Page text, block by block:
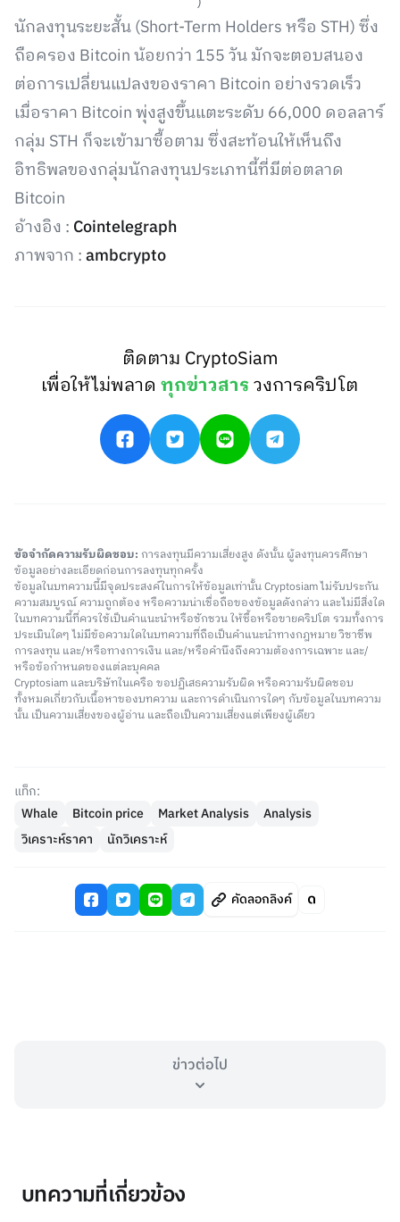
นักลงทุนระยะสั้น (Short-Term Holders หรือ STH) ซึ่ง
ถือครอง Bitcoin น้อยกว่า 155 วัน มักจะตอบสนอง
ต่อการเปลี่ยนแปลงของราคา Bitcoin อย่างรวดเร็ว
เมื่อราคา Bitcoin พุ่งสูงขึ้นแตะระดับ 66,000 ดอลลาร์
กลุ่ม STH ก็จะเข้ามาซื้อตาม ซึ่งสะท้อนให้เห็นถึง
อิทธิพลของกลุ่มนักลงทุนประเภทนี้ที่มีต่อตลาด
Bitcoin
อ้างอิง : Cointelegraph
ภาพจาก :ambcrypto
ติดตาม CryptoSiam
เพื่อให้ไม่พลาดทุกข่าวสารวงการคริปโต
ข้อจำกัดความรับผิดชอบ: การลงทุนมีความเสี่ยงสูง ดังนั้น ผู้ลงทุนควรศึกษา
ข้อมูลอย่างละเอียดก่อนการลงทุนทุกครั้ง
ข้อมูลในบทความนี้มีจุดประสงค์ในการให้ข้อมูลเท่านั้น Cryptosiam ไม่รับประกัน
ความสมบูรณ์ ความถูกต้อง หรือความน่าเชื่อถือของข้อมูลดังกล่าว และไม่มีสิ่งใด
ในบทความนี้ที่ควรใช้เป็นคำแนะนำหรือชักชวน ให้ซื้อหรือขายคริปโต รวมทั้งการ
ประเมินใดๆ ไม่มีข้อความใดในบทความที่ถือเป็นคำแนะนำทางกฎหมาย วิชาชีพ
การลงทุน และ/หรือทางการเงิน และ/หรือคำนึงถึงความต้องการเฉพาะ และ/
หรือข้อกำหนดของแต่ละบุคคล
Cryptosiam และบริษัทในเครือ ขอปฏิเสธความรับผิด หรือความรับผิดชอบ
ทั้งหมดเกี่ยวกับเนื้อหาของบทความ และการดำเนินการใดๆ กับข้อมูลในบทความ
นั้น เป็นความเสี่ยงของผู้อ่าน และถือเป็นความเสี่ยงแต่เพียงผู้เดียว
แท็ก:
Whale
Bitcoin price Market Analysis
Analysis
วิเคราะห์ราคา
นักวิเคราะห์
คัดลอกลิงค์
ข่าวต่อไป
บทความที่เกี่ยวข้อง